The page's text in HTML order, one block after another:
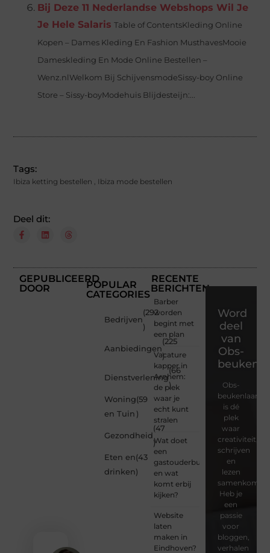
Bij Deze 11 Nederlandse Webshops Wil Je
Je Hele Salaris Table of ContentsKleding Online
Kopen – Dames Kleding En Fashion MusthavesMooie
Dameskleding En Mode Online Bestellen –
Wenz.nlWelkom Bij SchijvensmodeSissy-boy Online
Store – Sissy-boyModehuis Blijdesteijn:...
Tags:
Ibiza ketting bestellen Ibiza mode bestellen
Deel dit:
GEPUBLICEERD
DOOR
POPULAR
CATEGORIES
Bedrijven
(292
)
Aanbiedingen
(225
)
Dienstverlening
(66
)
Woning
en Tuin
(59
)
Gezondheid
(47
)
Eten en
drinken
(43
)
RECENTE
BERICHTEN
Barber
worden
begint met
een plan
Vacature
kapper in
Arnhem:
de plek
waar je
echt kunt
stralen
Wat doet
een
gastouderbureau
en wat
komt erbij
kijken?
Website
laten
maken in
Eindhoven?
Word
deel
van
Obs-
Obs-
beukenlaan.nl
is dé
plek
waar
creativiteit,
schrijven
en
lezen
samenkomen.
Heb je
een
passie
voor
bloggen,
verhalen